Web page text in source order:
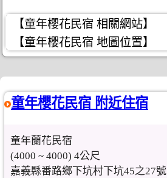
【童年櫻花民宿 相關網站】
【童年櫻花民宿 地圖位置】
童年櫻花民宿 附近住宿
童年蘭花民宿
(4000 ~ 4000) 4公尺
嘉義縣番路鄉下坑村下坑45之27號